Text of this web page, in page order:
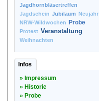
Jagdhornbläsertreffen
Jagdschein Jubiläum Neujahr
NRW-Wildwochen
Probe
Protest Veranstaltung
Weihnachten
Infos
» Impressum
» Historie
» Probe